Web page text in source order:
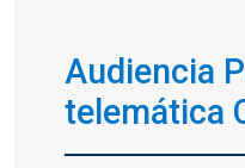
Audiencia
telemática